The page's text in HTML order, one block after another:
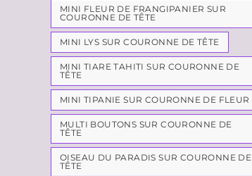
MINI FLEUR DE FRANGIPANIER SUR
COURONNE DE TÊTE
MINI LYS SUR COURONNE DE TÊTE
MINI TIARE TAHITI SUR COURONNE DE
TÊTE
MINI TIPANIE SUR COURONNE DE FLEUR
MULTI BOUTONS SUR COURONNE DE
TÊTE
OISEAU DU PARADIS SUR COURONNE DE
TÊTE